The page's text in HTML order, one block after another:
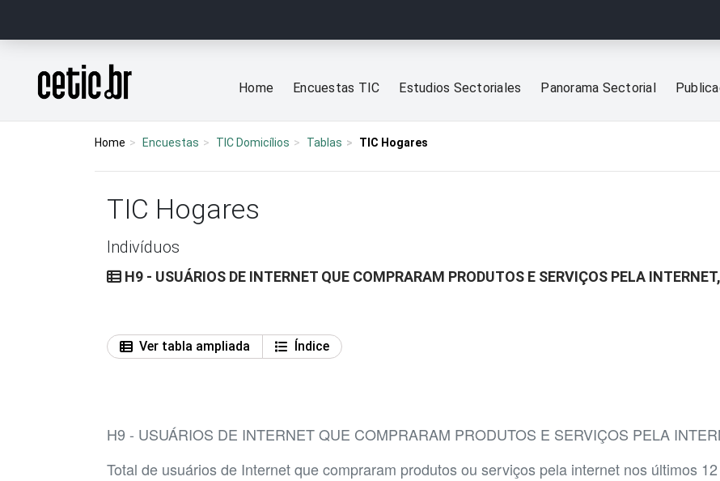
Página inicial
Home Encuestas TIC Estudios Sectoriales Panorama Sectorial
Home Encuestas TIC Domicílios Tablas TIC Hogares
TIC Hogares
Indivíduos
H9 - USUÁRIOS DE INTERNET QUE COMPRARAM PRODUTOS E SERVIÇOS PELA
Ver tabla ampliada
Índice
H9 - USUÁRIOS DE INTERNET QUE COMPRARAM PRODUTOS E SERVIÇOS PELA
Total de usuários de Internet que compraram produtos ou serviços pela internet nos últimos